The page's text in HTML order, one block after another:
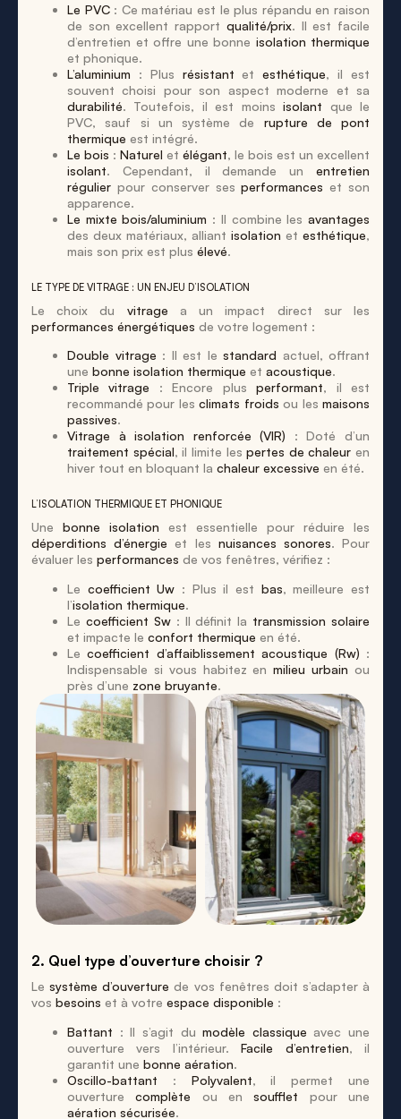
Le PVC: Ce matériau est le plus répandu en raison
de son excellent rapport qualité/prix. Il est facile
d’entretien et offre une bonne isolation thermique
et phonique.
L’aluminium : Plus résistant etesthétique, il est
souvent choisi pour son aspect moderne et sa
durabilité. Toutefois, il est moinsisolant que le
PVC, sauf si un système de rupture de pont
thermique est intégré.
Le bois : Naturel et élégant, le bois est un excellent
isolant. Cependant, il demande un entretien
régulier pour conserver sesperformances et son
apparence.
Le mixte bois/aluminium : Il combine lesavantages
des deux matériaux, alliant isolation et esthétique,
mais son prix est plus élevé.
LE TYPE DE VITRAGE : UN ENJEU D’ISOLATION
Le choix du vitrage a un impact direct sur les
performances énergétiques de votre logement :
Double vitrage : Il est le standard actuel, offrant
une bonne isolation thermique et acoustique.
Triple vitrage : Encore plusperformant, il est
recommandé pour lesclimats froids ou lesmaisons
passives.
Vitrage à isolation renforcée (VIR) : Doté d’un
traitement spécial, il limite lespertes de chaleur en
hiver tout en bloquant la chaleur excessive en été.
L’ISOLATION THERMIQUE ET PHONIQUE
Une bonne isolation est essentielle pour réduire les
déperditions d’énergie et les nuisances sonores. Pour
évaluer les performances de vos fenêtres, vérifiez :
Le coefficient Uw : Plus il est bas, meilleure est
l’isolation thermique.
Le coefficient Sw: Il définit la transmission solaire
et impacte le confort thermique en été.
Lecoefficient d’affaiblissement acoustique (Rw) :
Indispensable si vous habitez enmilieu urbain ou
près d’une zone bruyante.
2. Quel type d’ouverture choisir ?
Lesystème d’ouverture de vos fenêtres doit s’adapter à
vos besoins et à votre espace disponible :
Battant : Il s’agit dumodèle classique avec une
ouverture vers l’intérieur.Facile d’entretien, il
garantit une bonne aération.
Oscillo-battant : Polyvalent, il permet une
ouverturecomplète ou ensoufflet pour une
aération sécurisée.